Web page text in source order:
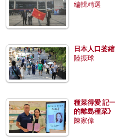
編輯精選
日本人口萎
陸振球
種菜得愛 記
的離島種菜》
陳家偉